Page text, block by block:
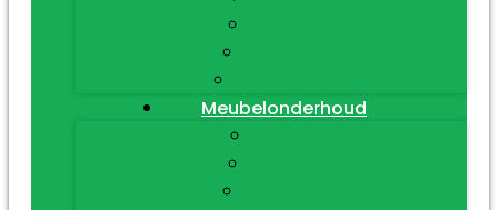
Meubelonderhoud